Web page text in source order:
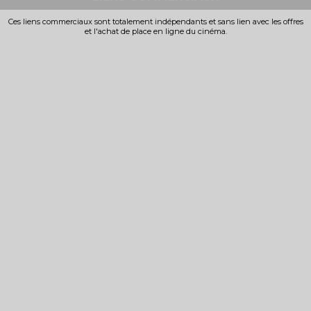
Ces liens commerciaux sont totalement indépendants et sans lien avec les offres
et l'achat de place en ligne du cinéma.